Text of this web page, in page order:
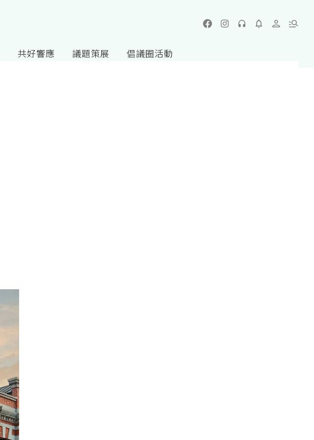
共好響應 議題策展 倡議圈活動